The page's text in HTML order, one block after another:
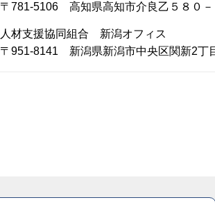
〒781-5106 高知県高知市介良乙５８０－
人材支援協同組合 新潟オフィス
〒951-8141 新潟県新潟市中央区関新2丁